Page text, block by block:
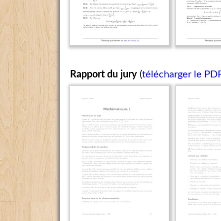
Rapport du jury (télécharger le